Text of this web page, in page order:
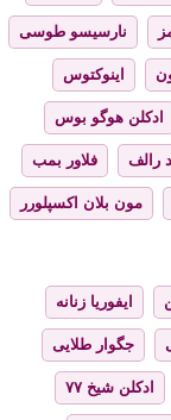
نارسیسو طوسی
اینوکتوس
ادکلن هوگو بوس
رالف فلاور بمب
مون بلان اکسپلورر
ایفوریا زنانه
جگوار طلایی
ادکلن شیخ ۷۷